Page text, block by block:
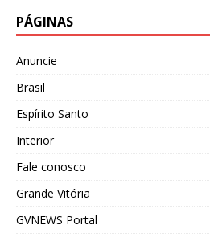
PÁGINAS
Anuncie
Brasil
Espírito Santo
Interior
Fale conosco
Grande Vitória
GVNEWS Portal